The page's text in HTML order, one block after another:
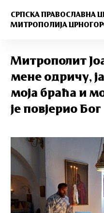
СРПСКА ПРАВОСЛАВНА
МИТРОПОЛИЈА
Митрополит
мене одричу,
моја браћа и
је повјерио Бог